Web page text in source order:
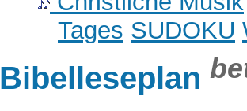
Tages SUDOKU
Bibelleseplan